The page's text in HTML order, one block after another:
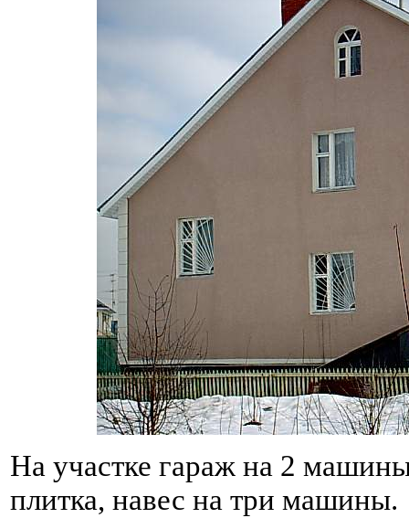
На участке гараж на 2
плитка, навес на три машины.